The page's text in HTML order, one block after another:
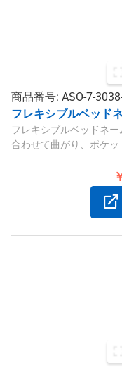
商品番号: ASO-7-
フレキシブルベッ
フレキシブルベッドネ
合わせて曲がり、ポケ
も対応。サイズは